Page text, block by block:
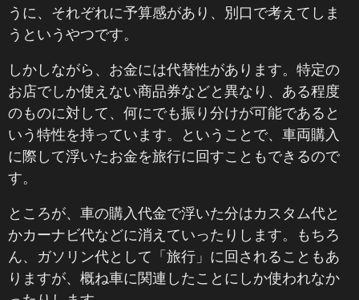
うに、それぞれに予算感があり、別口で考えてしま
うというやつです。
しかしながら、お金には代替性があります。特定の
お店でしか使えない商品券などと異なり、ある程度
のものに対して、何にでも振り分けが可能であると
いう特性を持っています。ということで、車両購入
に際して浮いたお金を旅行に回すこともできるので
す。
ところが、車の購入代金で浮いた分はカスタム代と
かカーナビ代などに消えていったりします。もちろ
ん、ガソリン代として「旅行」に回されることもあ
りますが、概ね車に関連したことにしか使われなか